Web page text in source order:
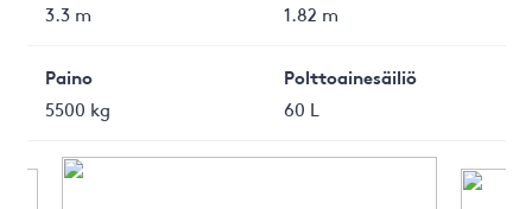
3.3 m
1.82 m
Paino
5500 kg
Polttoainesäiliö
60 L